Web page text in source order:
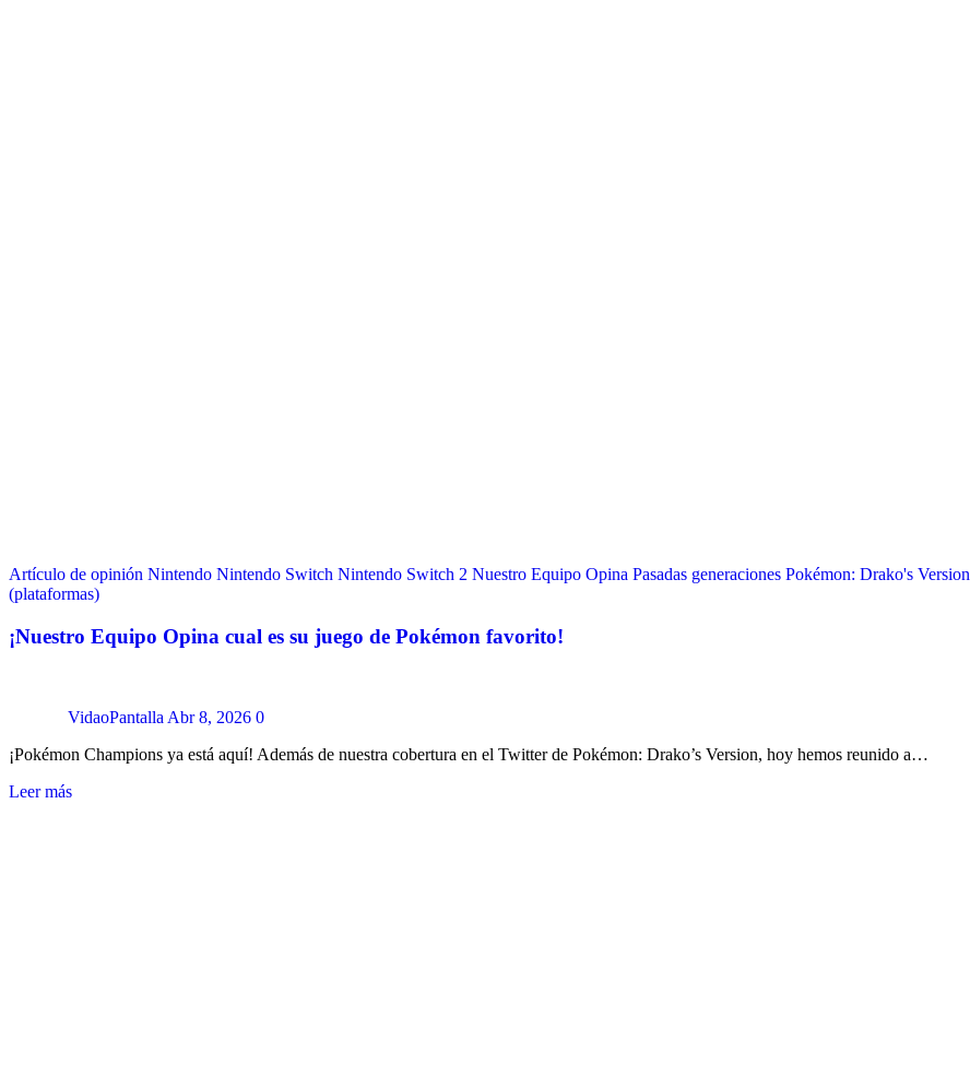
Artículo de opinión Nintendo Nintendo Switch Nintendo Switch 2 Nuestro Equipo Opina Pasadas generaciones Pokémon: Drako's Version
(plataformas)
¡Nuestro Equipo Opina cual es su juego de Pokémon favorito!
VidaoPantallaAbr 8, 2026 0
¡Pokémon Champions ya está aquí! Además de nuestra cobertura en el Twitter de Pokémon: Drako’s Version, hoy hemos reunido a…
Leer más